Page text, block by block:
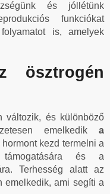
és jóllétünk
funkciókat
is, amelyek
ösztrogén
változik, és különböző
emelkedik a
kezd termelni a
és a
Terhesség alatt az
emelkedik, ami segíti a